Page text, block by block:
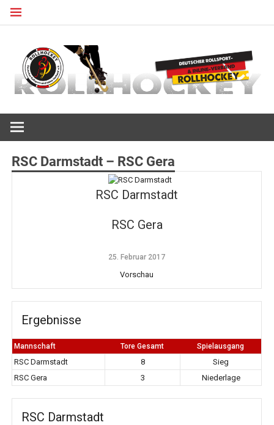
Zum
RSC Darmstadt – RSC Gera
RSC Darmstadt
RSC Gera
25. Februar 2017
Vorschau
Ergebnisse
Mannschaft Tore Gesamt Spielausgang
RSC Darmstadt 8
Sieg
RSC Gera
3 Niederlage
RSC Darmstadt